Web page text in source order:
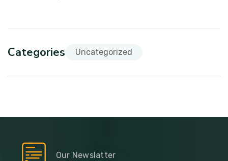
Categories Uncategorized
Our Newslatter